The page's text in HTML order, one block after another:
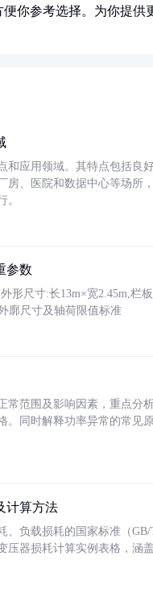
你参考选择。为你提供
和应用领域。其特点包括良
房、医院和数据中心等场所
。
参数
形尺寸:长13m×宽2.45m,栏
廓尺寸及轴荷限值标准
常范围及影响因素，重点分
。同时解释功率异常的常见
计算方法
负载损耗的国家标准（
压器损耗计算实例表格，涵